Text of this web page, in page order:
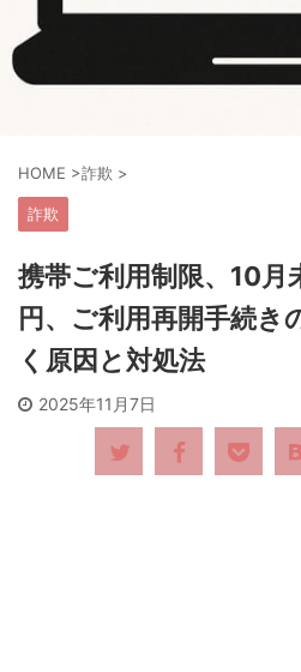
HOME >詐欺 >
詐欺
携帯ご利用制限、10
円、ご利用再開手続き
く原因と対処法
2025年11月7日